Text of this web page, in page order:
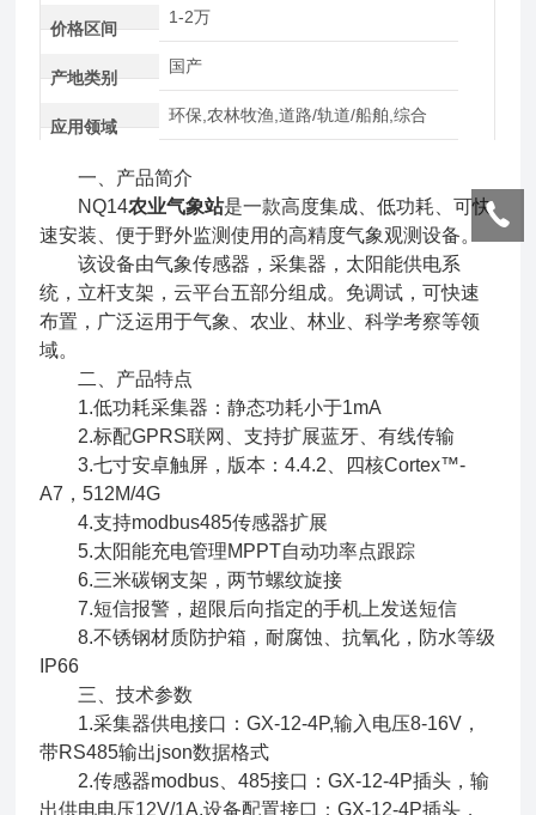
价格区间
1-2万
产地类别
国产
应用领域
环保,农林牧渔,道路/轨道/船舶,综合
一、产品简介
NQ14农业气象站是一款高度集成、低功耗、可快
速安装、便于野外监测使用的高精度气象观测设备。
该设备由气象传感器，采集器，太阳能供电系
统，立杆支架，云平台五部分组成。免调试，可快速
布置，广泛运用于气象、农业、林业、科学考察等领
域。
二、产品特点
1.低功耗采集器：静态功耗小于1mA
2.标配GPRS联网、支持扩展蓝牙、有线传输
3.七寸安卓触屏，版本：4.4.2、四核Cortex™-
A7，512M/4G
4.支持modbus485传感器扩展
5.太阳能充电管理MPPT自动功率点跟踪
6.三米碳钢支架，两节螺纹旋接
7.短信报警，超限后向指定的手机上发送短信
8.不锈钢材质防护箱，耐腐蚀、抗氧化，防水等级
IP66
三、技术参数
1.采集器供电接口：GX-12-4P,输入电压8-16V，
带RS485输出json数据格式
2.传感器modbus、485接口：GX-12-4P插头，输
出供电电压12V/1A,设备配置接口：GX-12-4P插头，